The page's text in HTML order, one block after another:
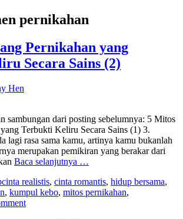
pernikahan
Pernikahan yang
Secara Sains (2)
Hen
sambungan dari posting sebelumnya: 5 Mitos
Terbukti Keliru Secara Sains (1) 3.
lagi rasa sama kamu, artinya kamu bukanlah
merupakan pemikiran yang berakar dari
Baca selanjutnya …
cinta realistis, cinta romantis, hidup bersama,
, kumpul kebo, mitos pernikahan,